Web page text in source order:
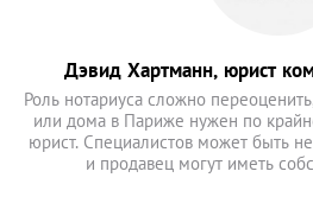
Дэвид Хартманн, юрист
Роль нотариуса сложно
или дома в Париже нужен по
юрист. Специалистов может быть
и продавец могут иметь